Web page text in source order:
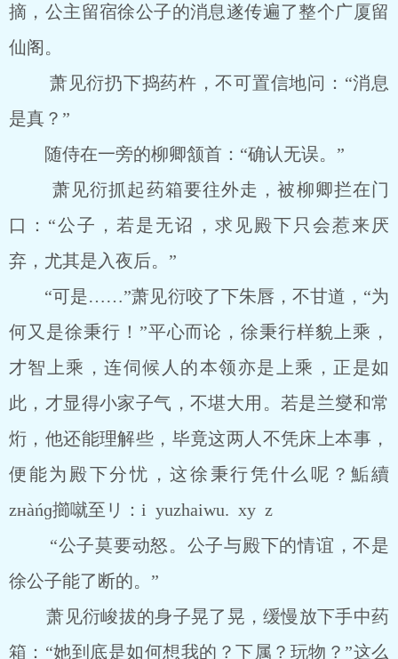
摘，公主留宿徐公子的消息遂传遍了整个广厦留
仙阁。
萧见衍扔下捣药杵，不可置信地问：“消息
是真？”
随侍在一旁的柳卿颔首：“确认无误。”
萧见衍抓起药箱要往外走，被柳卿拦在门
口：“公子，若是无诏，求见殿下只会惹来厌
弃，尤其是入夜后。”
“可是……”萧见衍咬了下朱唇，不甘道，“为
何又是徐秉行！”平心而论，徐秉行样貌上乘，
才智上乘，连伺候人的本领亦是上乘，正是如
此，才显得小家子气，不堪大用。若是兰燮和常
烆，他还能理解些，毕竟这两人不凭床上本事，
便能为殿下分忧，这徐秉行凭什么呢？鮜續
zнàńɡ擳噈至リ：i yuzhaiwu. xy z
“公子莫要动怒。公子与殿下的情谊，不是
徐公子能了断的。”
萧见衍峻拔的身子晃了晃，缓慢放下手中药
箱：“她到底是如何想我的？下属？玩物？”这么